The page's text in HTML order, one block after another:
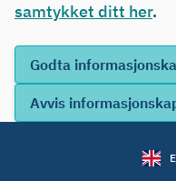
samtykket ditt her.